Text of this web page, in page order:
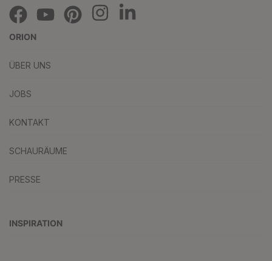
ORION
ÜBER UNS
JOBS
KONTAKT
SCHAURÄUME
PRESSE
INSPIRATION